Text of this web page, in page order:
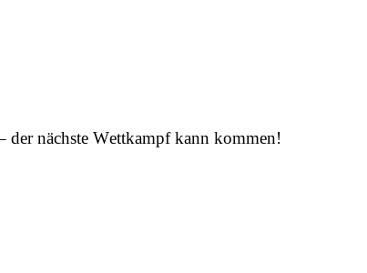
der nächste Wettkampf kann kommen!